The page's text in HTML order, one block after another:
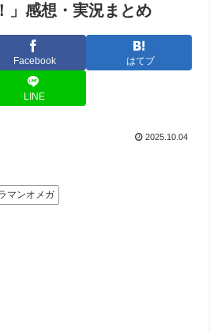
」感想・実況まとめ
Facebook はてブ
LINE
2025.10.04
マンオメガ